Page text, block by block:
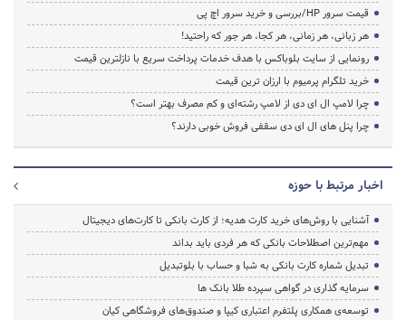
قیمت سرور HP/بررسی و خرید سرور اچ پی
هر زبانی، هر زمانی، هر کجا، هر جور که راحتید!
رونمایی از سایت بلوباکس با هدف خدمات پرداخت سریع با نازلترین قیمت
خرید تلگرام پرمیوم با ارزان ترین قیمت
چرا لامپ ال ای دی از لامپ رشته‌ای و کم مصرف بهتر است؟
چرا پنل های ال ای دی سقفی فروش خوبی دارند؟
اخبار مرتبط با حوزه
آشنایی با روش‌های خرید کارت هدیه؛ از کارت بانکی تا کارت‌های دیجیتال
مهم‌ترین اصطلاحات بانکی که هر فردی باید بداند
تبدیل شماره کارت بانکی به شبا و حساب با بلوتبدیل
سرمایه گذاری در گواهی سپرده طلا بانک ها
توسعه‌ی همکاری‌ پلتفرم اعتباری کیپا و صندوق‌های فروشگاهی کیان